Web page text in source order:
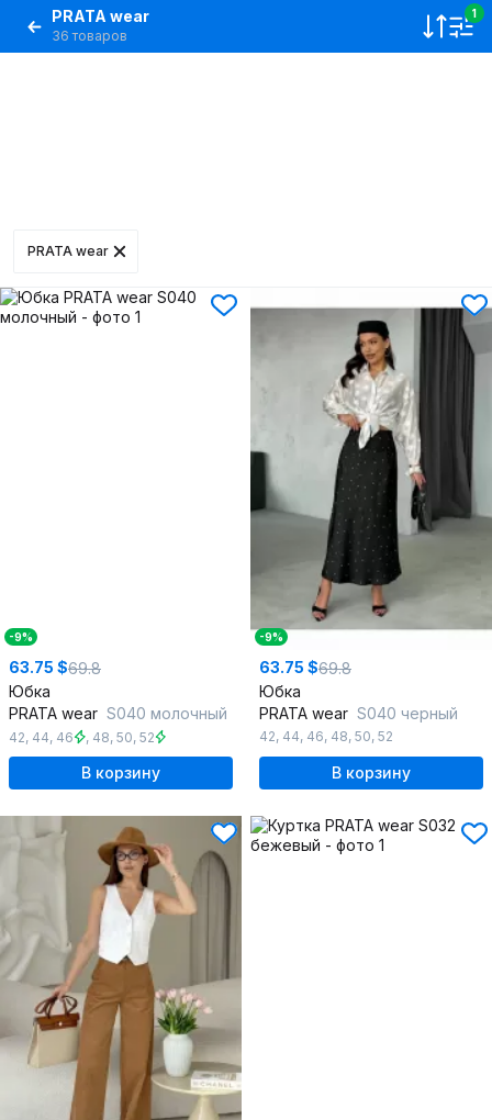
PRATA wear
36 товаров
1
PRATA wear
-9%
63.75 $69.8
Юбка
PRATA wear S040 молочный
42, 44, 46 , 48, 50, 52
В корзину
-9%
63.75 $69.8
Юбка
PRATA wear S040 черный
42, 44, 46, 48, 50, 52
В корзину